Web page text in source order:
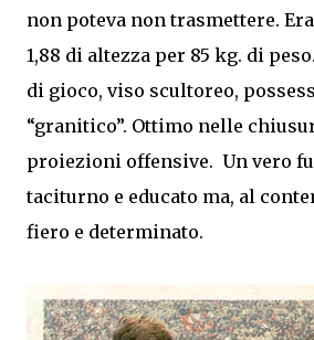
non poteva non trasmettere.
1,88 di altezza per 85 kg. di
di gioco, viso scultoreo,
“granitico”. Ottimo nelle
proiezioni offensive. Un vero
taciturno e educato ma, al
fiero e determinato.